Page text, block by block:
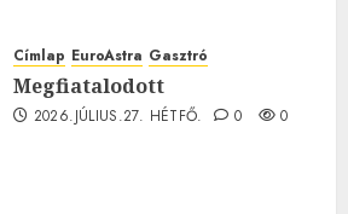
Címlap EuroAstra Gasztró
Megfiatalodott
2026.JÚLIUS.27. HÉTFŐ. 0 0